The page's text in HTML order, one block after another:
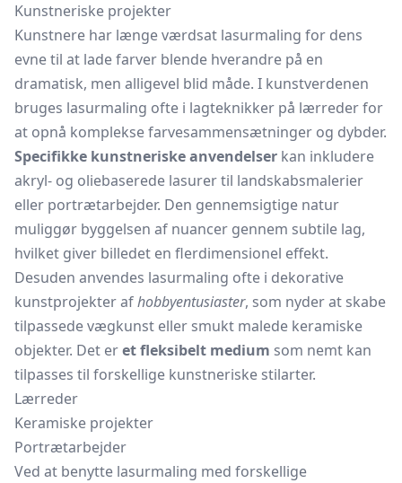
Kunstneriske projekter
Kunstnere har længe værdsat lasurmaling for dens
evne til at lade farver blende hverandre på en
dramatisk, men alligevel blid måde. I kunstverdenen
bruges lasurmaling ofte i lagteknikker på lærreder for
at opnå komplekse farvesammensætninger og dybder.
Specifikke kunstneriske anvendelser kan inkludere
akryl- og oliebaserede lasurer til landskabsmalerier
eller portrætarbejder. Den gennemsigtige natur
muliggør byggelsen af nuancer gennem subtile lag,
hvilket giver billedet en flerdimensionel effekt.
Desuden anvendes lasurmaling ofte i dekorative
kunstprojekter afhobbyentusiaster, som nyder at skabe
tilpassede vægkunst eller smukt malede keramiske
objekter. Det eret fleksibelt medium som nemt kan
tilpasses til forskellige kunstneriske stilarter.
Lærreder
Keramiske projekter
Portrætarbejder
Ved at benytte lasurmaling med forskellige